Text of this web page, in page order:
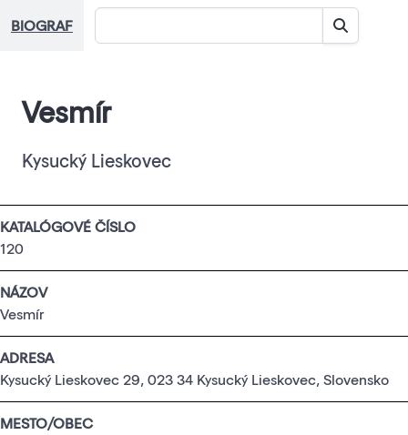
BIOGRAF
Vesmír
Kysucký Lieskovec
KATALÓGOVÉ ČÍSLO
120
NÁZOV
Vesmír
ADRESA
Kysucký Lieskovec 29, 023 34 Kysucký Lieskovec, Slovensko
MESTO/OBEC